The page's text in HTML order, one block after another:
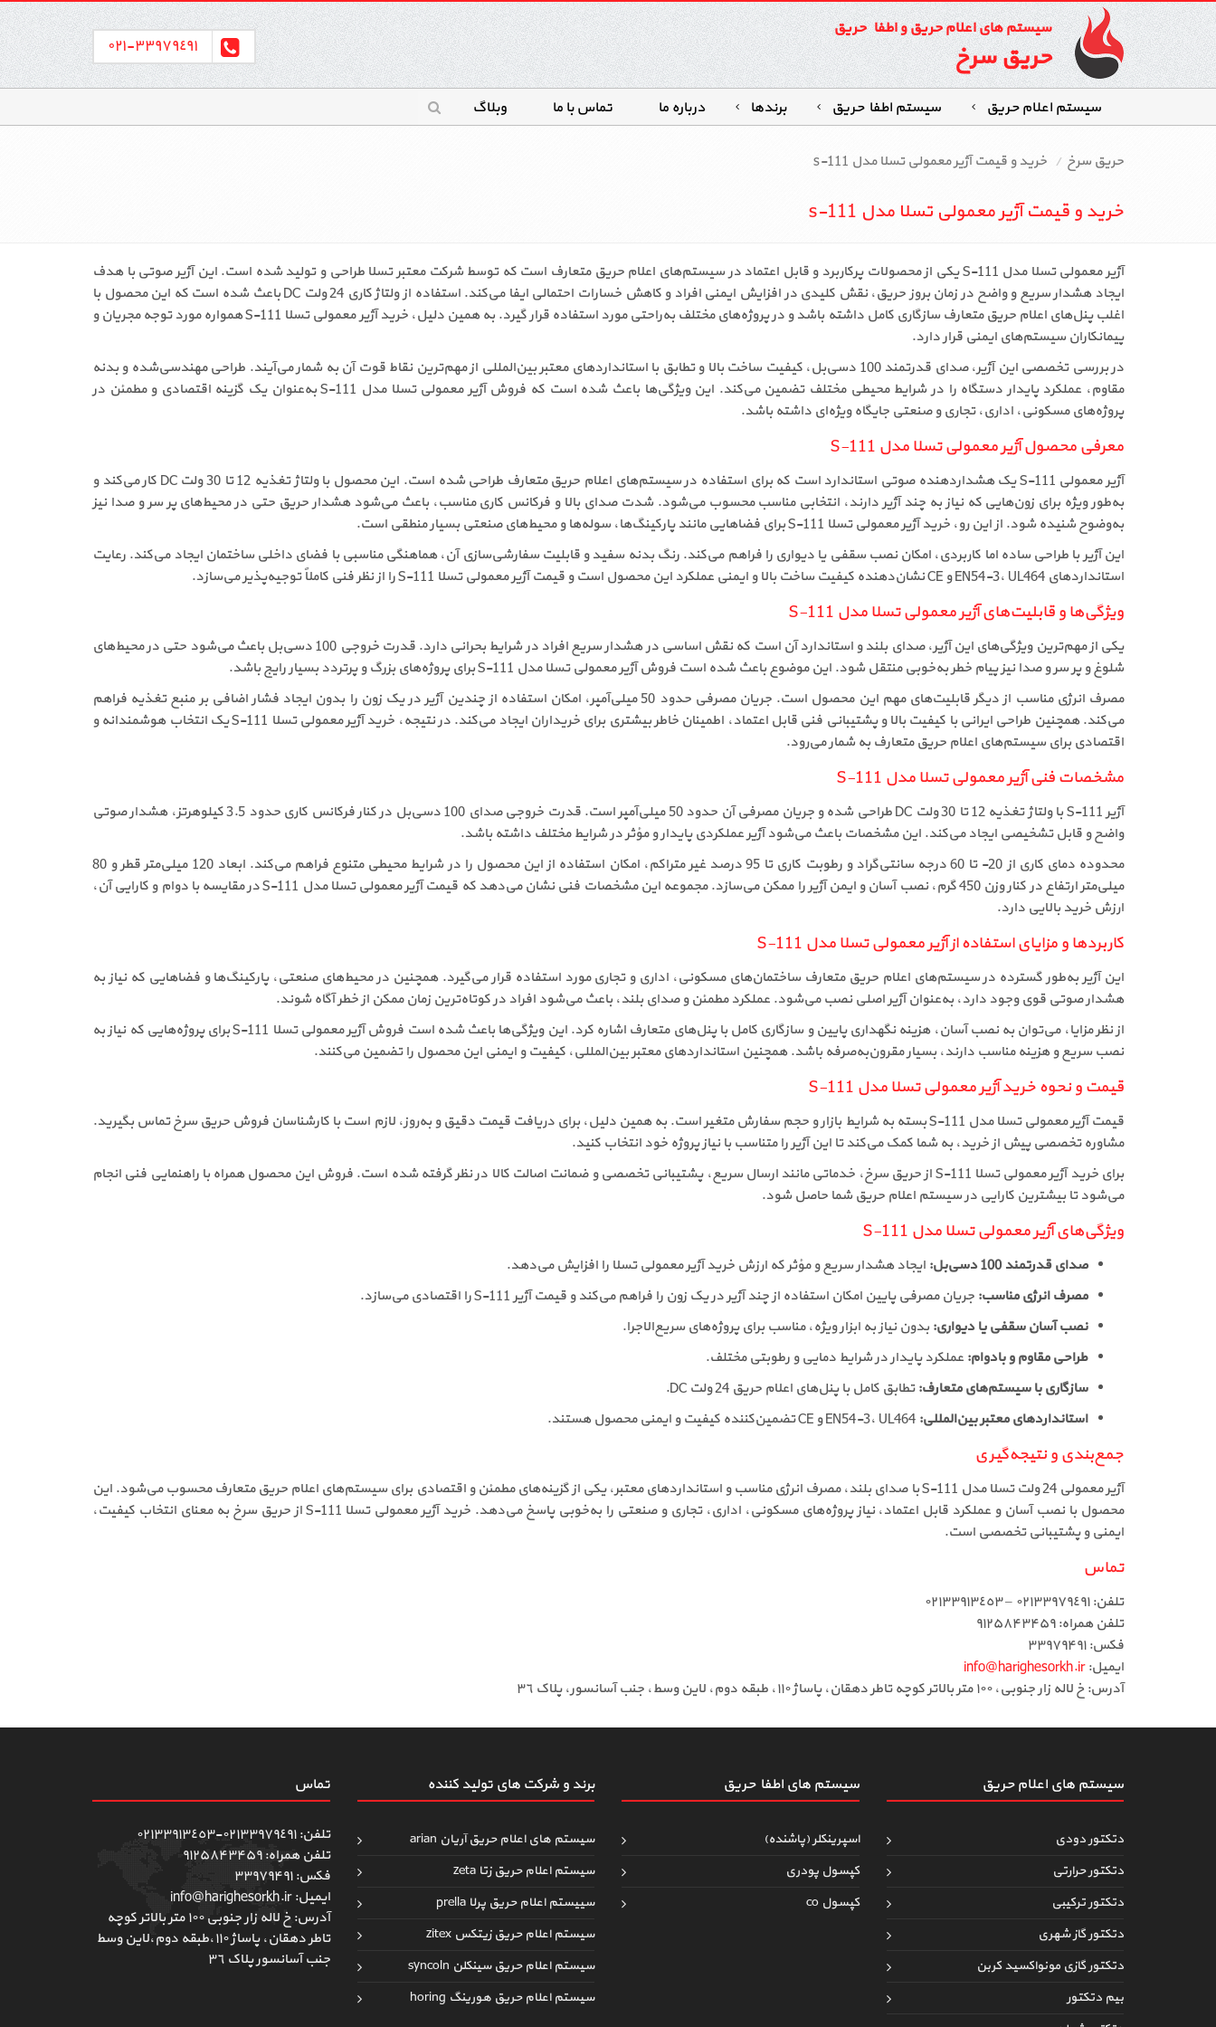
سیستم های اعلام حریق و اطفاء حریق
حریق سرخ ٣٣٩٧٩٤٩١-٠٢١
سیستم اعلام حریق سیستم اطفاءحریق برندها درباره ما تماس با ما وبلاگ
حریق سرخ خرید و قیمت آژیر معمولی تسلا مدل s-111
خرید و قیمت آژیر معمولی تسلا مدل s-111
آژیر معمولی تسلا مدل S-111 یکی از محصولات پرکاربرد و قابل اعتماد در سیستم‌های اعلام حریق متعارف است که توسط شرکت معتبر تسلا طراحی و تولید شده است. این آژیر صوتی با هدف
ایجاد هشدار سریع و واضح در زمان بروز حریق، نقش کلیدی در افزایش ایمنی افراد و کاهش خسارات احتمالی ایفا می‌کند. استفاده از ولتاژ کاری 24 ولت DC باعث شده است که این محصول با
اغلب پنل‌های اعلام حریق متعارف سازگاری کامل داشته باشد و در پروژه‌های مختلف به‌راحتی مورد استفاده قرار گیرد. به همین دلیل، خرید آژیر معمولی تسلا S-111 همواره مورد توجه مجریان و
پیمانکاران سیستم‌های ایمنی قرار دارد.
در بررسی تخصصی این آژیر، صدای قدرتمند 100 دسی‌بل، کیفیت ساخت بالا و تطابق با استانداردهای معتبر بین‌المللی از مهم‌ترین نقاط قوت آن به شمار می‌آیند. طراحی مهندسی‌شده و بدنه
مقاوم، عملکرد پایدار دستگاه را در شرایط محیطی مختلف تضمین می‌کند. این ویژگی‌ها باعث شده است که فروش آژیر معمولی تسلا مدل S-111 به‌عنوان یک گزینه اقتصادی و مطمئن در
پروژه‌های مسکونی، اداری، تجاری و صنعتی جایگاه ویژه‌ای داشته باشد.
معرفی محصول آژیر معمولی تسلا مدل S-111
آژیر معمولی S-111 یک هشداردهنده صوتی استاندارد است که برای استفاده در سیستم‌های اعلام حریق متعارف طراحی شده است. این محصول با ولتاژ تغذیه 12 تا 30 ولت DC کار می‌کند و
به‌طور ویژه برای زون‌هایی که نیاز به چند آژیر دارند، انتخابی مناسب محسوب می‌شود. شدت صدای بالا و فرکانس کاری مناسب، باعث می‌شود هشدار حریق حتی در محیط‌های پر سر و صدا نیز
به‌وضوح شنیده شود. از این رو، خرید آژیر معمولی تسلا S-111 برای فضاهایی مانند پارکینگ‌ها، سوله‌ها و محیط‌های صنعتی بسیار منطقی است.
این آژیر با طراحی ساده اما کاربردی، امکان نصب سقفی یا دیواری را فراهم می‌کند. رنگ بدنه سفید و قابلیت سفارشی‌سازی آن، هماهنگی مناسبی با فضای داخلی ساختمان ایجاد می‌کند. رعایت
استانداردهای EN54-3، UL464 و CE نشان‌دهنده کیفیت ساخت بالا و ایمنی عملکرد این محصول است و قیمت آژیر معمولی تسلا S-111 را از نظر فنی کاملاً توجیه‌پذیر می‌سازد.
ویژگی‌ها و قابلیت‌های آژیر معمولی تسلا مدل S-111
یکی از مهم‌ترین ویژگی‌های این آژیر، صدای بلند و استاندارد آن است که نقش اساسی در هشدار سریع افراد در شرایط بحرانی دارد. قدرت خروجی 100 دسی‌بل باعث می‌شود حتی در محیط‌های
شلوغ و پر سر و صدا نیز پیام خطر به‌خوبی منتقل شود. این موضوع باعث شده است فروش آژیر معمولی تسلا مدل S-111 برای پروژه‌های بزرگ و پرتردد بسیار رایج باشد.
مصرف انرژی مناسب از دیگر قابلیت‌های مهم این محصول است. جریان مصرفی حدود 50 میلی‌آمپر، امکان استفاده از چندین آژیر در یک زون را بدون ایجاد فشار اضافی بر منبع تغذیه فراهم
می‌کند. همچنین طراحی ایرانی با کیفیت بالا و پشتیبانی فنی قابل اعتماد، اطمینان خاطر بیشتری برای خریداران ایجاد می‌کند. در نتیجه، خرید آژیر معمولی تسلا S-111 یک انتخاب هوشمندانه و
اقتصادی برای سیستم‌های اعلام حریق متعارف به شمار می‌رود.
مشخصات فنی آژیر معمولی تسلا مدل S-111
آژیر S-111 با ولتاژ تغذیه 12 تا 30 ولت DC طراحی شده و جریان مصرفی آن حدود 50 میلی‌آمپر است. قدرت خروجی صدای 100 دسی‌بل در کنار فرکانس کاری حدود 3.5 کیلوهرتز، هشدار صوتی
واضح و قابل تشخیصی ایجاد می‌کند. این مشخصات باعث می‌شود آژیر عملکردی پایدار و مؤثر در شرایط مختلف داشته باشد.
محدوده دمای کاری از 20- تا 60 درجه سانتی‌گراد و رطوبت کاری تا 95 درصد غیر متراکم، امکان استفاده از این محصول را در شرایط محیطی متنوع فراهم می‌کند. ابعاد 120 میلی‌متر قطر و 80
میلی‌متر ارتفاع در کنار وزن 450 گرم، نصب آسان و ایمن آژیر را ممکن می‌سازد. مجموعه این مشخصات فنی نشان می‌دهد که قیمت آژیر معمولی تسلا مدل S-111 در مقایسه با دوام و کارایی آن،
ارزش خرید بالایی دارد.
کاربردها و مزایای استفاده از آژیر معمولی تسلا مدل S-111
این آژیر به‌طور گسترده در سیستم‌های اعلام حریق متعارف ساختمان‌های مسکونی، اداری و تجاری مورد استفاده قرار می‌گیرد. همچنین در محیط‌های صنعتی، پارکینگ‌ها و فضاهایی که نیاز به
هشدار صوتی قوی وجود دارد، به‌عنوان آژیر اصلی نصب می‌شود. عملکرد مطمئن و صدای بلند، باعث می‌شود افراد در کوتاه‌ترین زمان ممکن از خطر آگاه شوند.
از نظر مزایا، می‌توان به نصب آسان، هزینه نگهداری پایین و سازگاری کامل با پنل‌های متعارف اشاره کرد. این ویژگی‌ها باعث شده است فروش آژیر معمولی تسلا S-111 برای پروژه‌هایی که نیاز به
نصب سریع و هزینه مناسب دارند، بسیار مقرون‌به‌صرفه باشد. همچنین استانداردهای معتبر بین‌المللی، کیفیت و ایمنی این محصول را تضمین می‌کنند.
قیمت و نحوه خرید آژیر معمولی تسلا مدل S-111
قیمت آژیر معمولی تسلا مدل S-111 بسته به شرایط بازار و حجم سفارش متغیر است. به همین دلیل، برای دریافت قیمت دقیق و به‌روز، لازم است با کارشناسان فروش حریق سرخ تماس بگیرید.
مشاوره تخصصی پیش از خرید، به شما کمک می‌کند تا این آژیر را متناسب با نیاز پروژه خود انتخاب کنید.
برای خرید آژیر معمولی تسلا S-111 از حریق سرخ، خدماتی مانند ارسال سریع، پشتیبانی تخصصی و ضمانت اصالت کالا در نظر گرفته شده است. فروش این محصول همراه با راهنمایی فنی انجام
می‌شود تا بیشترین کارایی در سیستم اعلام حریق شما حاصل شود.
ویژگی‌های آژیر معمولی تسلا مدل S-111
صدای قدرتمند 100 دسی‌بل:
ایجاد هشدار سریع و مؤثر که ارزش خرید آژیر معمولی تسلا را افزایش می‌دهد.
مصرف انرژی مناسب: جریان مصرفی پایین امکان استفاده از چند آژیر در یک زون را فراهم می‌کند و قیمت آژیر S-111 را اقتصادی می‌سازد.
نصب آسان سقفی یا دیواری: بدون نیاز به ابزار ویژه، مناسب برای پروژه‌های سریع‌الاجرا.
طراحی مقاوم و بادوام: عملکرد پایدار در شرایط دمایی و رطوبتی مختلف.
سازگاری با سیستم‌های متعارف:تطابق کامل با پنل‌های اعلام حریق 24 ولت DC.
استانداردهای معتبر بین‌المللی:
جمع‌بندی و نتیجه‌گیری
آژیر معمولی 24 ولت تسلا مدل S-111 با صدای بلند، مصرف انرژی مناسب و استانداردهای معتبر، یکی از گزینه‌های مطمئن و اقتصادی برای سیستم‌های اعلام حریق متعارف محسوب می‌شود. این
محصول با نصب آسان و عملکرد قابل اعتماد، نیاز پروژه‌های مسکونی، اداری، تجاری و صنعتی را به‌خوبی پاسخ می‌دهد. خرید آژیر معمولی تسلا S-111 از حریق سرخ به معنای انتخاب کیفیت،
ایمنی و پشتیبانی تخصصی است.
تماس
تلفن: ٠٢١٣٣٩٧٩٤٩١ – ٠٢١٣٣٩١٣٤٥٣
تلفن همراه: ۹۱۲۵۸۴۳۴۵۹
فکس: ۳۳۹۷۹۴۹۱
ایمیل:info@harighesorkh.ir
آدرس: خ لاله زار جنوبی، ١٠٠ متر بالاتر کوچه تاطر دهقان، پاساژ ١١٠، طبقه دوم، لاین وسط، جنب آسانسور، پلاک ٣٦
سیستم های اعلام حریق
دتکتور دودی
دتکتور حرارتی
دتکتور ترکیبی
دتکتور گاز شهری
دتکتور گازی مونواکسید کربن
بیم دتکتور
سیستم های اطفاءحریق
اسپرینکلر (پاشنده)
کپسول پودری
کپسول co
برند و شرکت های تولید کننده
سیستم های اعلام حریق آریان arian
سیستم اعلام حریق زتا zeta
سییستم اعلام حریق پرلا prella
سیستم اعلام حریق زیتکس zitex
سیستم اعلام حریق سینکلن syncoln
سیستم اعلام حریق هورینگ horing
تماس
تلفن: ٠٢١٣٣٩٧٩٤٩١-٠٢١٣٣٩١٣٤٥٣
تلفن همراه: ۹۱۲۵۸۴۳۴۵۹
فکس: ۳۳۹۷۹۴۹۱
ایمیل: info@harighesorkh.ir
آدرس: خ لاله زار جنوبی ١٠٠ متر بالاتر کوچه
تاطر دهقان، پاساژ ١١٠،طبقه دوم،لاین وسط
جنب آسانسور پلاک ٣٦